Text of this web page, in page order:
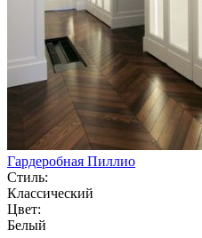
Гардеробная Пиллио
Стиль:
Классический
Цвет:
Белый